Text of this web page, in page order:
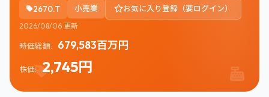
2670.T 小売業 お気に入り登録（要ログイン）
2026/08/06 更新
時価総額: 679,583百万円
株価: 2,745円